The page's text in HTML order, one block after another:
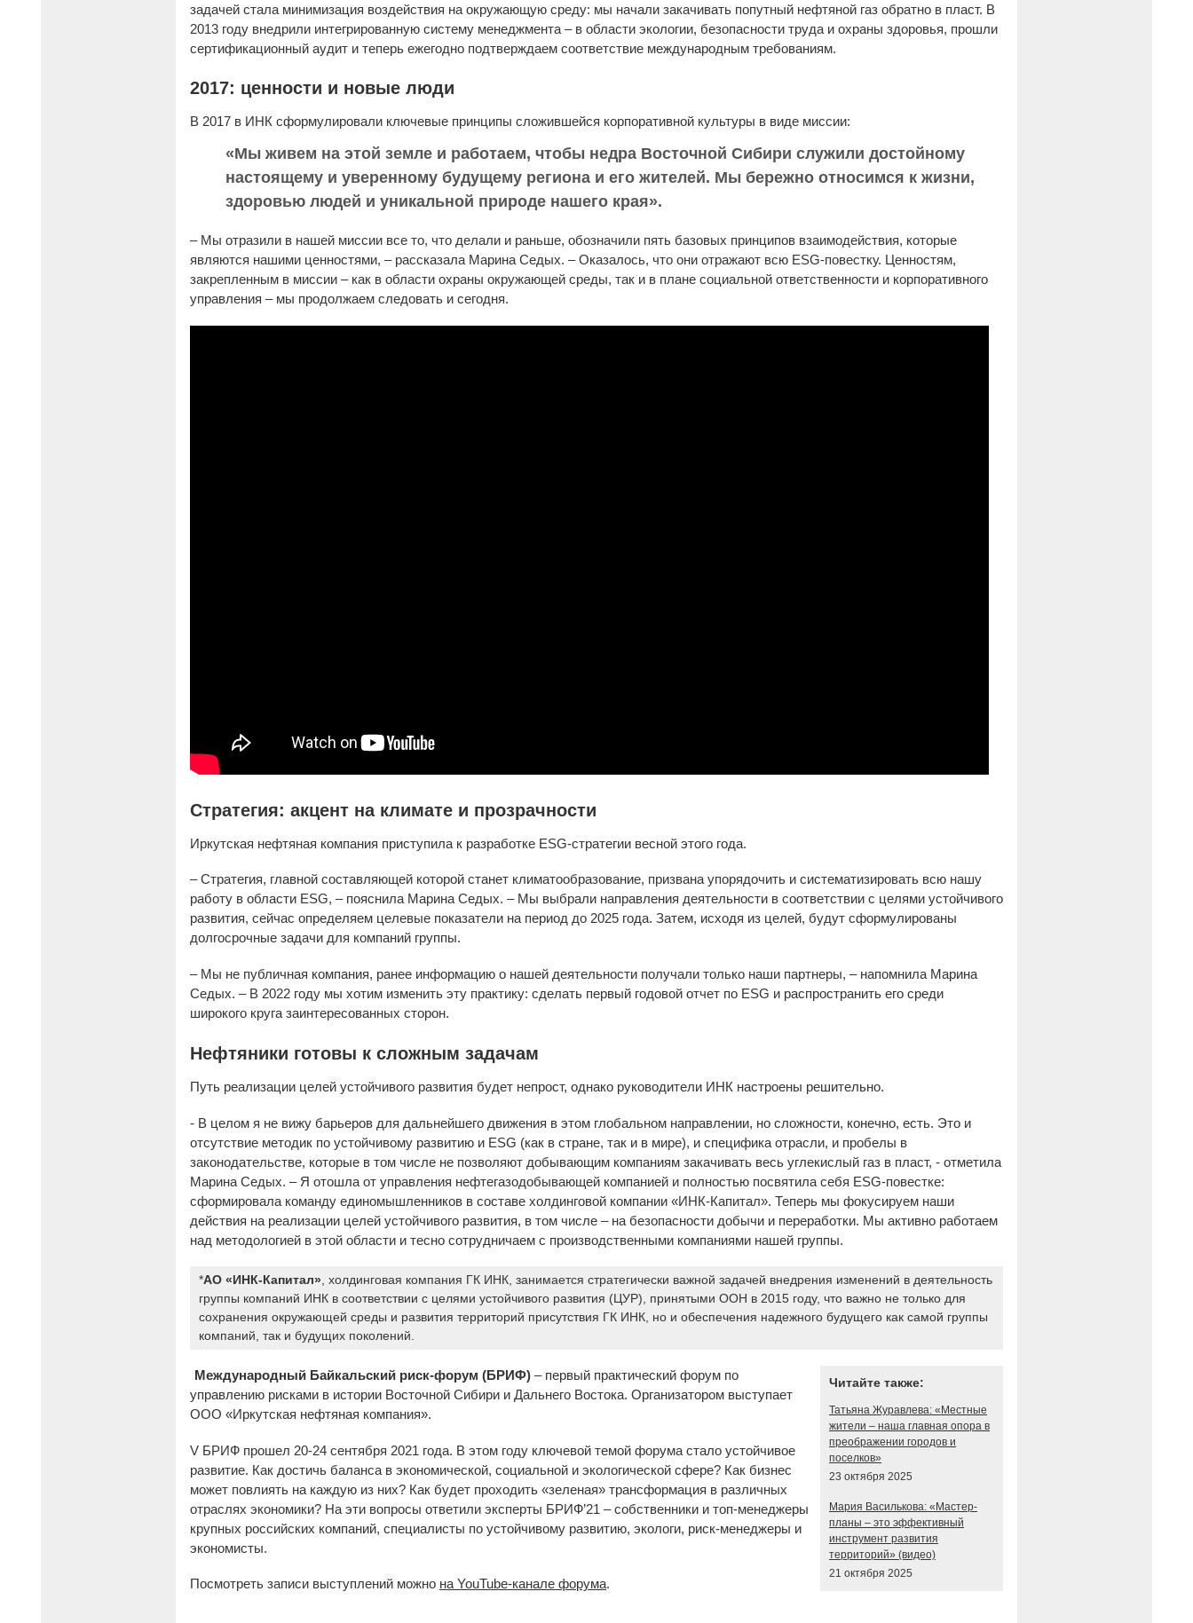
задачей стала минимизация воздействия на окружающую среду: мы начали закачивать попутный нефтяной газ обратно в пласт. В
2013 году внедрили интегрированную систему менеджмента – в области экологии, безопасности труда и охраны здоровья, прошли
сертификационный аудит и теперь ежегодно подтверждаем соответствие международным требованиям.
2017: ценности и новые люди
В 2017 в ИНК сформулировали ключевые принципы сложившейся корпоративной культуры в виде миссии:
«Мы живем на этой земле и работаем, чтобы недра Восточной Сибири служили достойному
настоящему и уверенному будущему региона и его жителей. Мы бережно относимся к жизни,
здоровью людей и уникальной природе нашего края».
– Мы отразили в нашей миссии все то, что делали и раньше, обозначили пять базовых принципов взаимодействия, которые
являются нашими ценностями, – рассказала Марина Седых. – Оказалось, что они отражают всю ESG-повестку. Ценностям,
закрепленным в миссии – как в области охраны окружающей среды, так и в плане социальной ответственности и корпоративного
управления – мы продолжаем следовать и сегодня.
Стратегия: акцент на климате и прозрачности
Иркутская нефтяная компания приступила к разработке ESG-стратегии весной этого года.
– Стратегия, главной составляющей которой станет климатообразование, призвана упорядочить и систематизировать всю нашу
работу в области ESG, – пояснила Марина Седых. – Мы выбрали направления деятельности в соответствии с целями устойчивого
развития, сейчас определяем целевые показатели на период до 2025 года. Затем, исходя из целей, будут сформулированы
долгосрочные задачи для компаний группы.
– Мы не публичная компания, ранее информацию о нашей деятельности получали только наши партнеры, – напомнила Марина
Седых. – В 2022 году мы хотим изменить эту практику: сделать первый годовой отчет по ESG и распространить его среди
широкого круга заинтересованных сторон.
Нефтяники готовы к сложным задачам
Путь реализации целей устойчивого развития будет непрост, однако руководители ИНК настроены решительно.
- В целом я не вижу барьеров для дальнейшего движения в этом глобальном направлении, но сложности, конечно, есть. Это и
отсутствие методик по устойчивому развитию и ESG (как в стране, так и в мире), и специфика отрасли, и пробелы в
законодательстве, которые в том числе не позволяют добывающим компаниям закачивать весь углекислый газ в пласт, - отметила
Марина Седых. – Я отошла от управления нефтегазодобывающей компанией и полностью посвятила себя ESG-повестке:
сформировала команду единомышленников в составе холдинговой компании «ИНК-Капитал». Теперь мы фокусируем наши
действия на реализации целей устойчивого развития, в том числе – на безопасности добычи и переработки. Мы активно работаем
над методологией в этой области и тесно сотрудничаем с производственными компаниями нашей группы.
*АО «ИНК-Капитал», холдинговая компания ГК ИНК, занимается стратегически важной задачей внедрения изменений в деятельность
группы компаний ИНК в соответствии с целями устойчивого развития (ЦУР), принятыми ООН в 2015 году, что важно не только для
сохранения окружающей среды и развития территорий присутствия ГК ИНК, но и обеспечения надежного будущего как самой группы
компаний, так и будущих поколений.
Читайте также:
Татьяна Журавлева: «Местные
жители – наша главная опора в
преображении городов и
поселков»
23 октября 2025
Мария Василькова: «Мастер-
планы – это эффективный
инструмент развития
территорий» (видео)
21 октября 2025
Международный Байкальский риск-форум (БРИФ) – первый практический форум по
управлению рисками в истории Восточной Сибири и Дальнего Востока. Организатором выступает
ООО «Иркутская нефтяная компания».
V БРИФ прошел 20-24 сентября 2021 года. В этом году ключевой темой форума стало устойчивое
развитие. Как достичь баланса в экономической, социальной и экологической сфере? Как бизнес
может повлиять на каждую из них? Как будет проходить «зеленая» трансформация в различных
отраслях экономики? На эти вопросы ответили эксперты БРИФ’21 – собственники и топ-менеджеры
крупных российских компаний, специалисты по устойчивому развитию, экологи, риск-менеджеры и
экономисты.
Посмотреть записи выступлений можно на YouTube-канале форума.